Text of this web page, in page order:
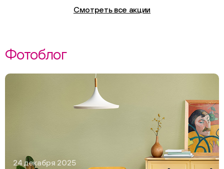
Смотреть все акции
Фотоблог
24 декабря 2025